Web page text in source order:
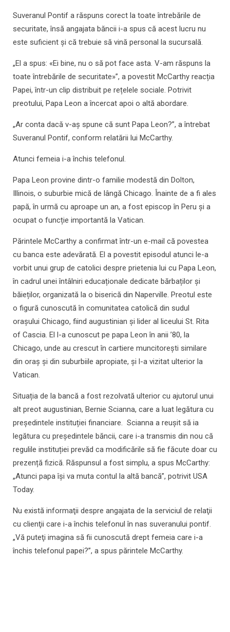
Suveranul Pontif a răspuns corect la toate întrebările de
securitate, însă angajata băncii i-a spus că acest lucru nu
este suficient și că trebuie să vină personal la sucursală.
„El a spus: «Ei bine, nu o să pot face asta. V-am răspuns la
toate întrebările de securitate»”, a povestit McCarthy reacția
Papei, într-un clip distribuit pe rețelele sociale. Potrivit
preotului, Papa Leon a încercat apoi o altă abordare.
„Ar conta dacă v-aș spune că sunt Papa Leon?”, a întrebat
Suveranul Pontif, conform relatării lui McCarthy.
Atunci femeia i-a închis telefonul.
Papa Leon provine dintr-o familie modestă din Dolton,
Illinois, o suburbie mică de lângă Chicago. Înainte de a fi ales
papă, în urmă cu aproape un an, a fost episcop în Peru și a
ocupat o funcție importantă la Vatican.
Părintele McCarthy a confirmat într-un e-mail că povestea
cu banca este adevărată. El a povestit episodul atunci le-a
vorbit unui grup de catolici despre prietenia lui cu Papa Leon,
în cadrul unei întâlniri educaționale dedicate bărbaților și
băieților, organizată la o biserică din Naperville. Preotul este
o figură cunoscută în comunitatea catolică din sudul
oraşului Chicago, fiind augustinian şi lider al liceului St. Rita
of Cascia. El l-a cunoscut pe papa Leon în anii ’80, la
Chicago, unde au crescut în cartiere muncitoreşti similare
din oraş şi din suburbiile apropiate, şi l-a vizitat ulterior la
Vatican.
Situația de la bancă a fost rezolvată ulterior cu ajutorul unui
alt preot augustinian, Bernie Scianna, care a luat legătura cu
președintele instituției financiare. Scianna a reușit să ia
legătura cu președintele băncii, care i-a transmis din nou că
regulile instituției prevăd ca modificările să fie făcute doar cu
prezență fizică. Răspunsul a fost simplu, a spus McCarthy:
„Atunci papa își va muta contul la altă bancă”, potrivit USA
Today.
Nu există informaţii despre angajata de la serviciul de relaţii
cu clienţii care i-a închis telefonul în nas suveranului pontif.
„Vă puteţi imagina să fii cunoscută drept femeia care i-a
închis telefonul papei?”, a spus părintele McCarthy.